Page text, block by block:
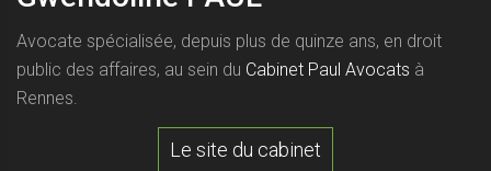
Avocate spécialisée, depuis plus de quinze ans, en droit
public des affaires, au sein du Cabinet Paul Avocats à
Rennes.
Le site du cabinet